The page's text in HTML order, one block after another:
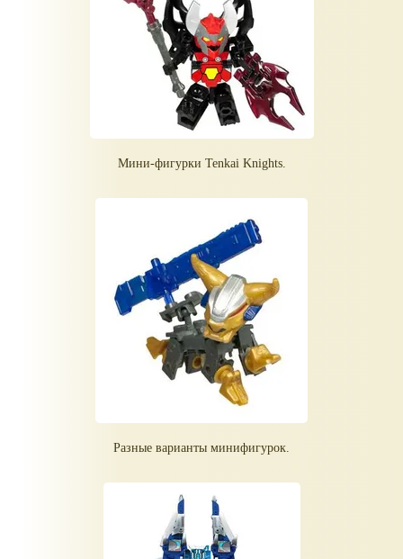
Мини-фигурки Tenkai Knights.
Разные варианты минифигурок.